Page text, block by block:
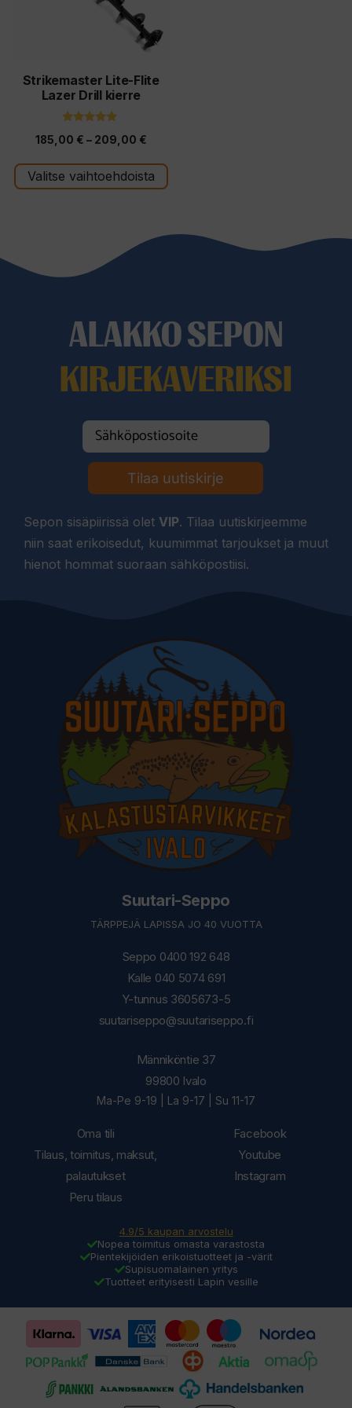
Strikemaster Lite-Flite
Lazer Drill kierre
5:stä
185,00 € – 209,00 €Hintaluokka:
-
Valitse vaihtoehdoista
tuotteen
sivulla.
ALAKKO SEPON
KIRJEKAVERIKSI
Tilaa uutiskirje
Sepon sisäpiirissä olet VIP. Tilaa uutiskirjeemme
niin saat erikoisedut, kuumimmat tarjoukset ja muut
hienot hommat suoraan sähköpostiisi.
Suutari-Seppo
TÄRPPEJÄ LAPISSA JO 40 VUOTTA
Seppo 0400 192 648
Kalle 040 5074 691
Y-tunnus 3605673-5
suutariseppo@suutariseppo.fi
Oma tili
Tilaus, toimitus, maksut,
palautukset
Peru tilaus
Männiköntie 37
99800 Ivalo
Ma-Pe 9-19 | La 9-17 | Su 11-17
Facebook
Youtube
Instagram
4.9/5 kaupan arvostelu
Nopea toimitus omasta varastosta
Pientekijöiden erikoistuotteet ja -värit
Supisuomalainen yritys
Tuotteet erityisesti Lapin vesille